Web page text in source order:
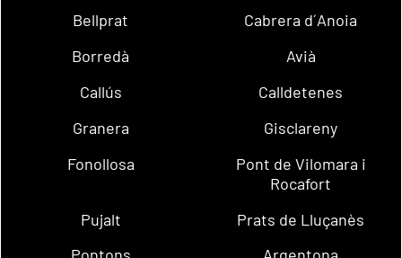
Bellprat
Cabrera d´Anoia
Borredà
Avià
Callús
Calldetenes
Granera
Gisclareny
Fonollosa
Pont de Vilomara i
Rocafort
Pujalt
Prats de Lluçanès